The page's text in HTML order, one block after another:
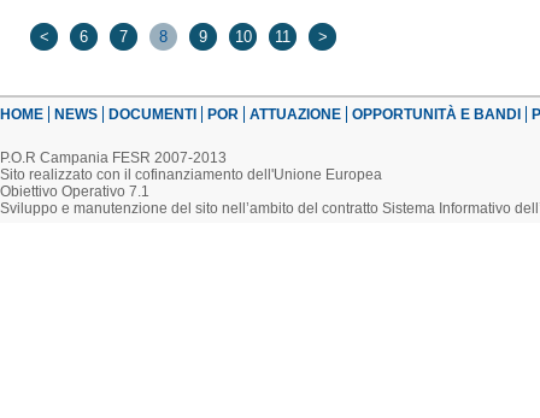
< 6 7 8 9 10 11 >
HOME NEWS DOCUMENTI POR ATTUAZIONE OPPORTUNITÀ E BANDI
P.O.R Campania FESR 2007-2013
Sito realizzato con il cofinanziamento dell'Unione Europea
Obiettivo Operativo 7.1
Sviluppo e manutenzione del sito nell’ambito del contratto Sistema Informativo